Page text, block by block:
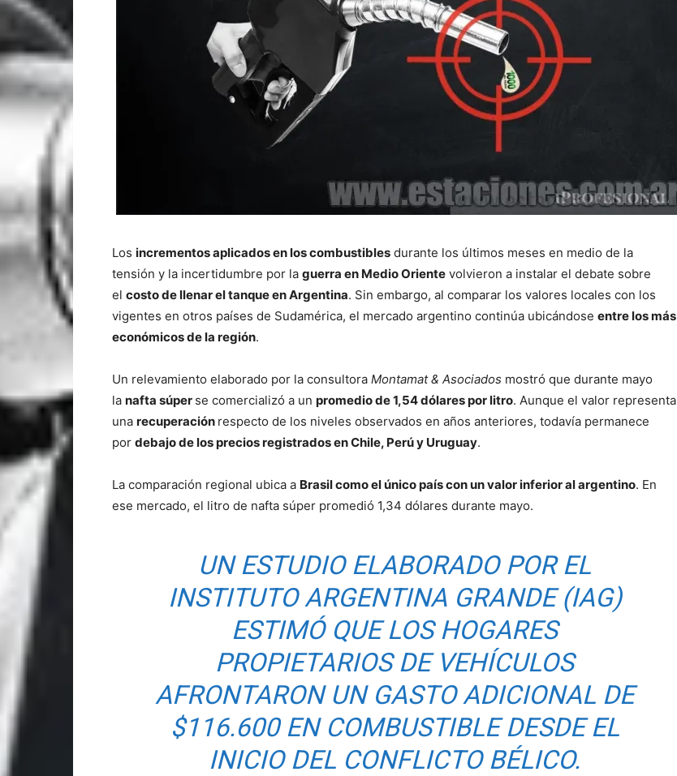
Los incrementos aplicados en loscombustibles durante los últimos meses en medio de la
tensión y la incertidumbre por la guerra en Medio Oriente volvieron a instalar el debate sobre
el costo de llenar el tanque en Argentina. Sin embargo, al comparar los valores locales con los
vigentes en otros países de Sudamérica, el mercado argentino continúa ubicándose entre los más
económicos de la región.
Un relevamiento elaborado por la consultora Montamat & Asociados mostró que durante mayo
la nafta súper se comercializó a un promedio de 1,54 dólares por litro. Aunque el valor representa
una recuperación respecto de los niveles observados en años anteriores, todavía permanece
por debajo de los precios registrados en Chile, Perú y Uruguay.
La comparación regional ubica a Brasil como el único país con un valor inferior al argentino. En
ese mercado, el litro de nafta súper promedió 1,34 dólares durante mayo.
UN ESTUDIO ELABORADO POR EL
INSTITUTO ARGENTINA GRANDE (IAG)
ESTIMÓ QUE LOS HOGARES
PROPIETARIOS DE VEHÍCULOS
AFRONTARON UN GASTO ADICIONAL DE
$116.600 EN COMBUSTIBLE DESDE EL
INICIO DEL CONFLICTO BÉLICO.